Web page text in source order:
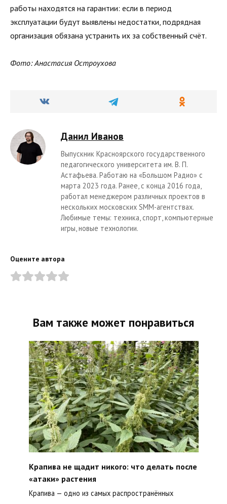
работы находятся на гарантии: если в период
эксплуатации будут выявлены недостатки, подрядная
организация обязана устранить их за собственный счёт.
Фото: Анастасия Остроухова
Данил Иванов
Выпускник Красноярского государственного
педагогического университета им. В. П.
Астафьева. Работаю на «Большом Радио» с
марта 2023 года. Ранее, с конца 2016 года,
работал менеджером различных проектов в
нескольких московских SMM-агентствах.
Любимые темы: техника, спорт, компьютерные
игры, новые технологии.
Оцените автора
Вам также может понравиться
Крапива не щадит никого: что делать после
«атаки» растения
Крапива — одно из самых распространённых